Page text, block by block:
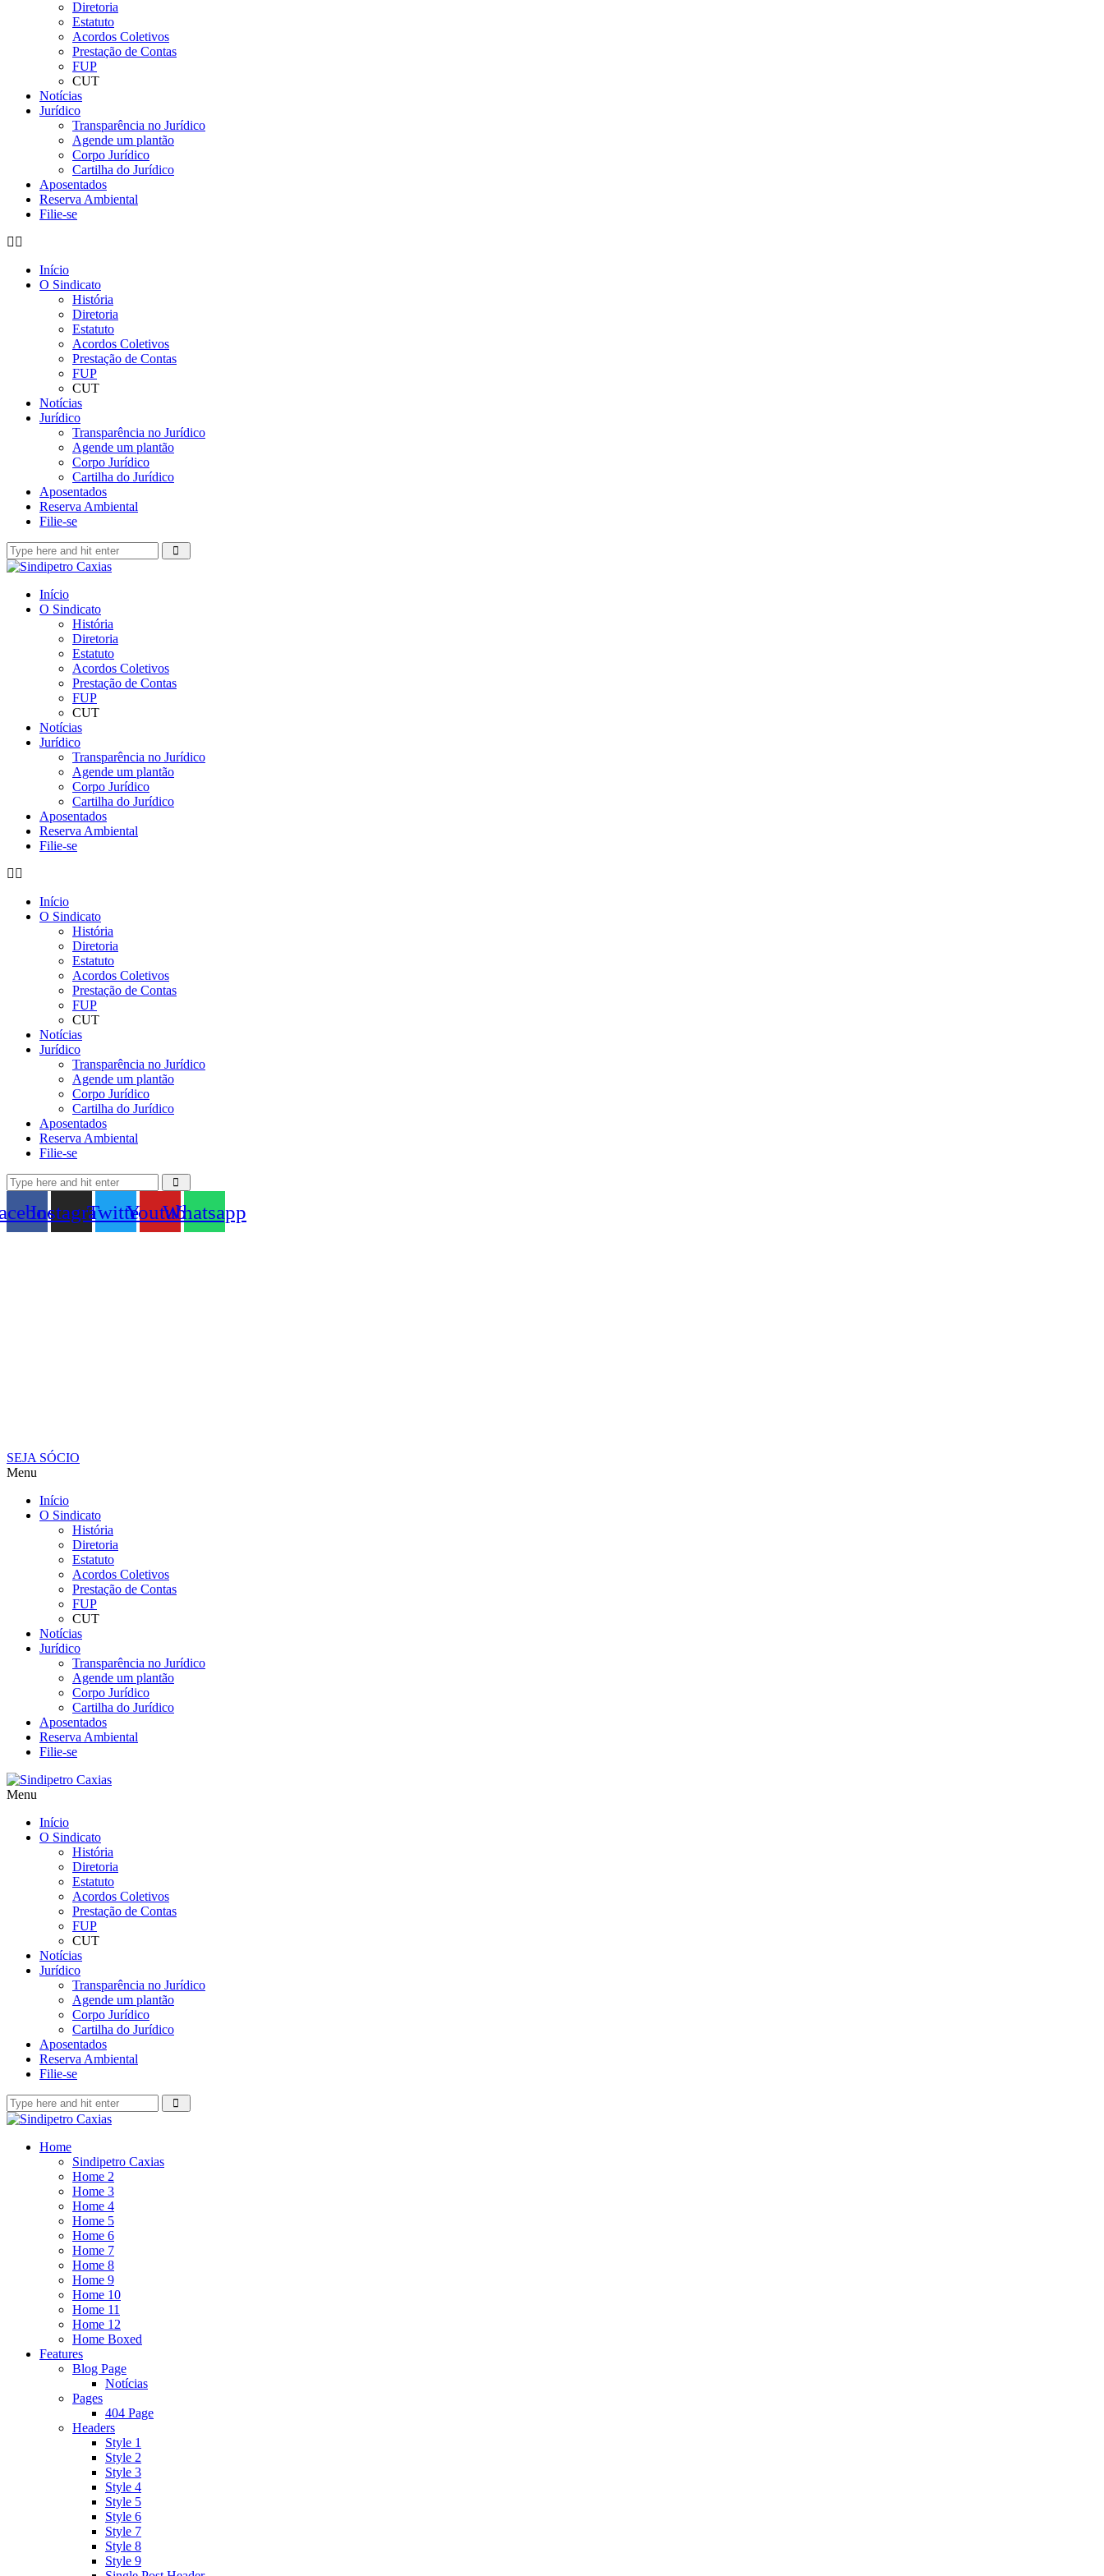
Diretoria
Estatuto
Acordos Coletivos
Prestação de Contas
FUP
CUT
Notícias
Jurídico
Transparência no Jurídico
Agende um plantão
Corpo Jurídico
Cartilha do Jurídico
Aposentados
Reserva Ambiental
Filie-se
Início
O Sindicato
História
Diretoria
Estatuto
Acordos Coletivos
Prestação de Contas
FUP
CUT
Notícias
Jurídico
Transparência no Jurídico
Agende um plantão
Corpo Jurídico
Cartilha do Jurídico
Aposentados
Reserva Ambiental
Filie-se
Início
O Sindicato
História
Diretoria
Estatuto
Acordos Coletivos
Prestação de Contas
FUP
CUT
Notícias
Jurídico
Transparência no Jurídico
Agende um plantão
Corpo Jurídico
Cartilha do Jurídico
Aposentados
Reserva Ambiental
Filie-se
Início
O Sindicato
História
Diretoria
Estatuto
Acordos Coletivos
Prestação de Contas
FUP
CUT
Notícias
Jurídico
Transparência no Jurídico
Agende um plantão
Corpo Jurídico
Cartilha do Jurídico
Aposentados
Reserva Ambiental
Filie-se
InstagramTwitterYoutubeWhatsapp
SEJA SÓCIO
Menu
Início
O Sindicato
História
Diretoria
Estatuto
Acordos Coletivos
Prestação de Contas
FUP
CUT
Notícias
Jurídico
Transparência no Jurídico
Agende um plantão
Corpo Jurídico
Cartilha do Jurídico
Aposentados
Reserva Ambiental
Filie-se
Menu
Início
O Sindicato
História
Diretoria
Estatuto
Acordos Coletivos
Prestação de Contas
FUP
CUT
Notícias
Jurídico
Transparência no Jurídico
Agende um plantão
Corpo Jurídico
Cartilha do Jurídico
Aposentados
Reserva Ambiental
Filie-se
Home
Sindipetro Caxias
Home 2
Home 3
Home 4
Home 5
Home 6
Home 7
Home 8
Home 9
Home 10
Home 11
Home 12
Home Boxed
Features
Blog Page
Notícias
Pages
404 Page
Headers
Style 1
Style 2
Style 3
Style 4
Style 5
Style 6
Style 7
Style 8
Style 9